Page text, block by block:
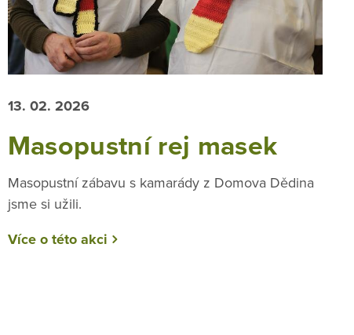
13. 02. 2026
Masopustní rej masek
Masopustní zábavu s kamarády z Domova Dědina
jsme si užili.
Více o této akci